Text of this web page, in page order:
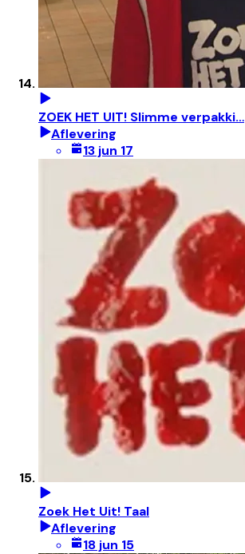
ZOEK HET UIT! Slimme verpakki…
Aflevering
13 jun 17
Zoek Het Uit! Taal
Aflevering
18 jun 15